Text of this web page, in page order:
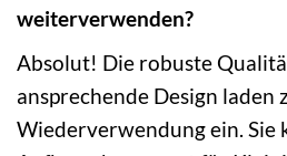
weiterverwenden?
Absolut! Die robuste
ansprechende Design laden
Wiederverwendung ein. Sie